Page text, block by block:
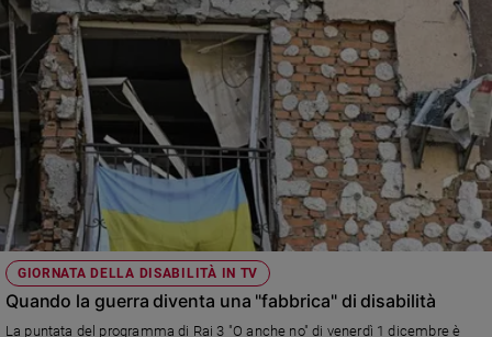
GIORNATA DELLA DISABILITÀ IN TV
Quando la guerra diventa una "fabbrica" di disabilità
La puntata del programma di Rai 3 "O anche no" di venerdì 1 dicembre è